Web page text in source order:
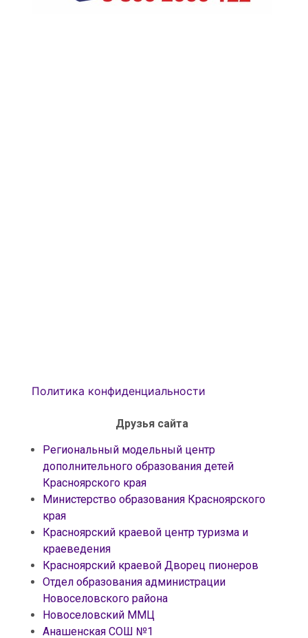
Политика конфиденциальности
Друзья сайта
Региональный модельный центр
дополнительного образования детей
Красноярского края
Министерство образования Красноярского
края
Красноярский краевой центр туризма и
краеведения
Красноярский краевой Дворец пионеров
Отдел образования администрации
Новоселовского района
Новоселовский ММЦ
Анашенская СОШ №1